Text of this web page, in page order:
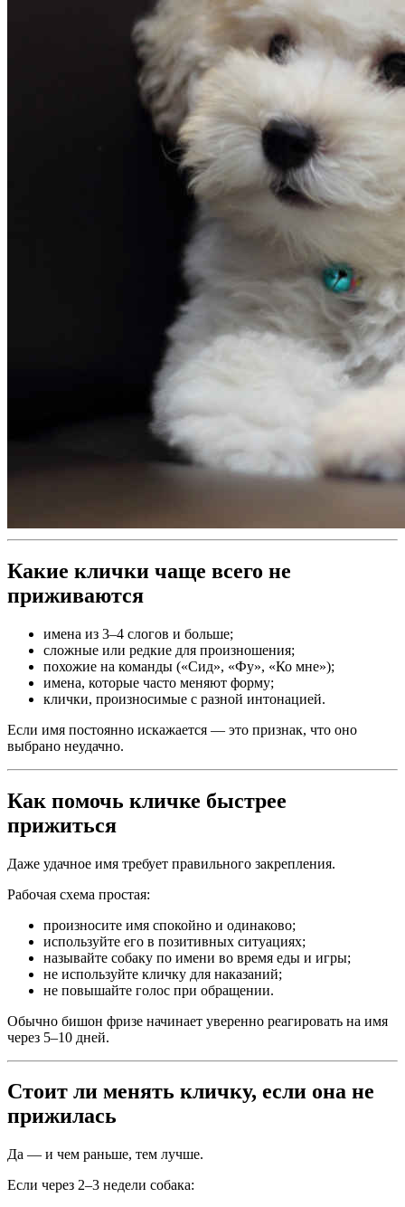
Какие клички чаще всего не
приживаются
имена из 3–4 слогов и больше;
сложные или редкие для произношения;
похожие на команды («Сид», «Фу», «Ко мне»);
имена, которые часто меняют форму;
клички, произносимые с разной интонацией.
Если имя постоянно искажается — это признак, что оно
выбрано неудачно.
Как помочь кличке быстрее
прижиться
Даже удачное имя требует правильного закрепления.
Рабочая схема простая:
произносите имя спокойно и одинаково;
используйте его в позитивных ситуациях;
называйте собаку по имени во время еды и игры;
не используйте кличку для наказаний;
не повышайте голос при обращении.
Обычно бишон фризе начинает уверенно реагировать на имя
через 5–10 дней.
Стоит ли менять кличку, если она не
прижилась
Да — и чем раньше, тем лучше.
Если через 2–3 недели собака: